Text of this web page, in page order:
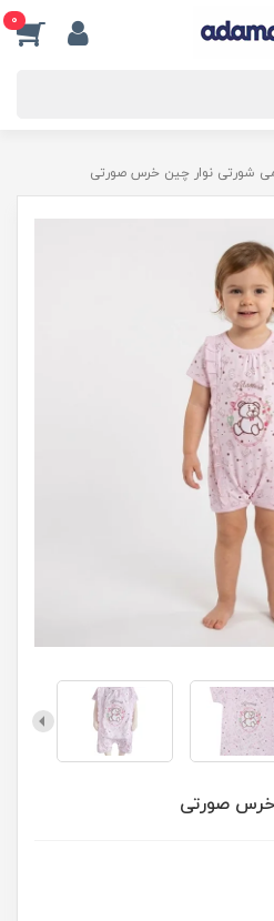
0
شورتی نوار چین خرس صورتی
خرس صورتی